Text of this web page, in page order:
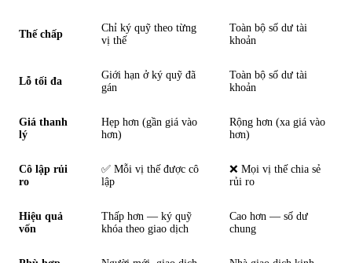
Thế chấp
Chỉ ký quỹ theo từng
vị thế
Toàn bộ số dư tài
khoản
Lỗ tối đa
Giới hạn ở ký quỹ đã
gán
Toàn bộ số dư tài
khoản
Giá thanh
lý
Hẹp hơn (gần giá vào
hơn)
Rộng hơn (xa giá vào
hơn)
Cô lập rủi
ro
✅ Mỗi vị thế được cô
lập
❌ Mọi vị thế chia sẻ
rủi ro
Hiệu quả
vốn
Thấp hơn — ký quỹ
khóa theo giao dịch
Cao hơn — số dư
chung